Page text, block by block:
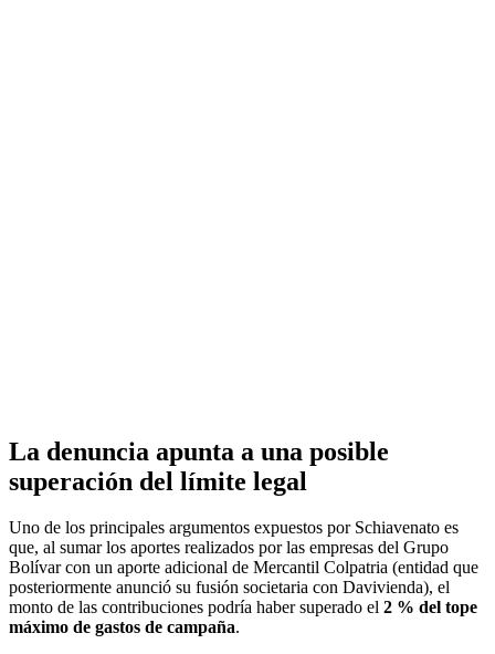
La denuncia apunta a una posible
superación del límite legal
Uno de los principales argumentos expuestos por Schiavenato es
que, al sumar los aportes realizados por las empresas del Grupo
Bolívar con un aporte adicional de Mercantil Colpatria (entidad que
posteriormente anunció su fusión societaria con Davivienda), el
monto de las contribuciones podría haber superado el 2 % del tope
máximo de gastos de campaña.